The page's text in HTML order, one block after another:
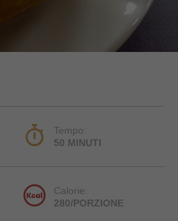
Tempo:
50 MINUTI
Calorie:
280/PORZIONE